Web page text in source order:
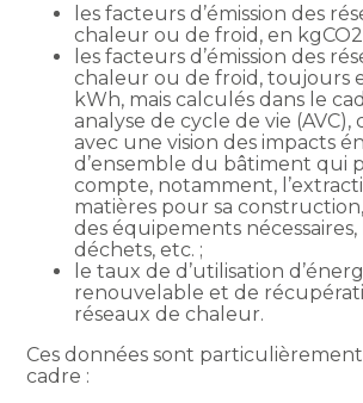
les facteurs d’émission des
chaleur ou de froid, en
les facteurs d’émission des
chaleur ou de froid, toujours
kWh, mais calculés dans le
analyse de cycle de vie (AVC),
avec une vision des impacts
d’ensemble du bâtiment qui
compte, notamment,
matières pour sa
des équipements
déchets, etc. ;
le taux de d’utilisation
renouvelable et de
réseaux de chaleur.
Ces données sont
cadre :